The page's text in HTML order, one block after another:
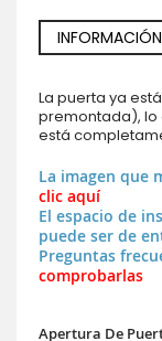
La puerta ya
premontada), lo
está
La imagen que
clic aquí
El espacio de
puede ser de
Preguntas
comprobarlas
Apertura De